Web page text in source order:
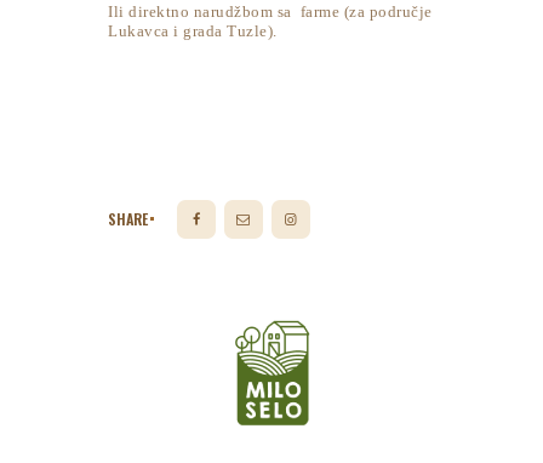
Ili direktno narudžbom sa farme (za područje
Lukavca i grada Tuzle).
SHARE